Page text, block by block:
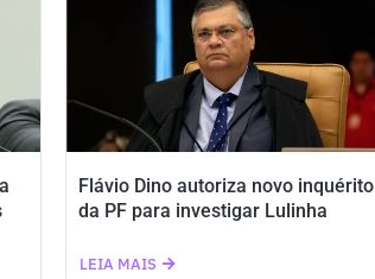
Flávio Dino autoriza novo inquérito
da PF para investigar Lulinha
LEIA MAIS